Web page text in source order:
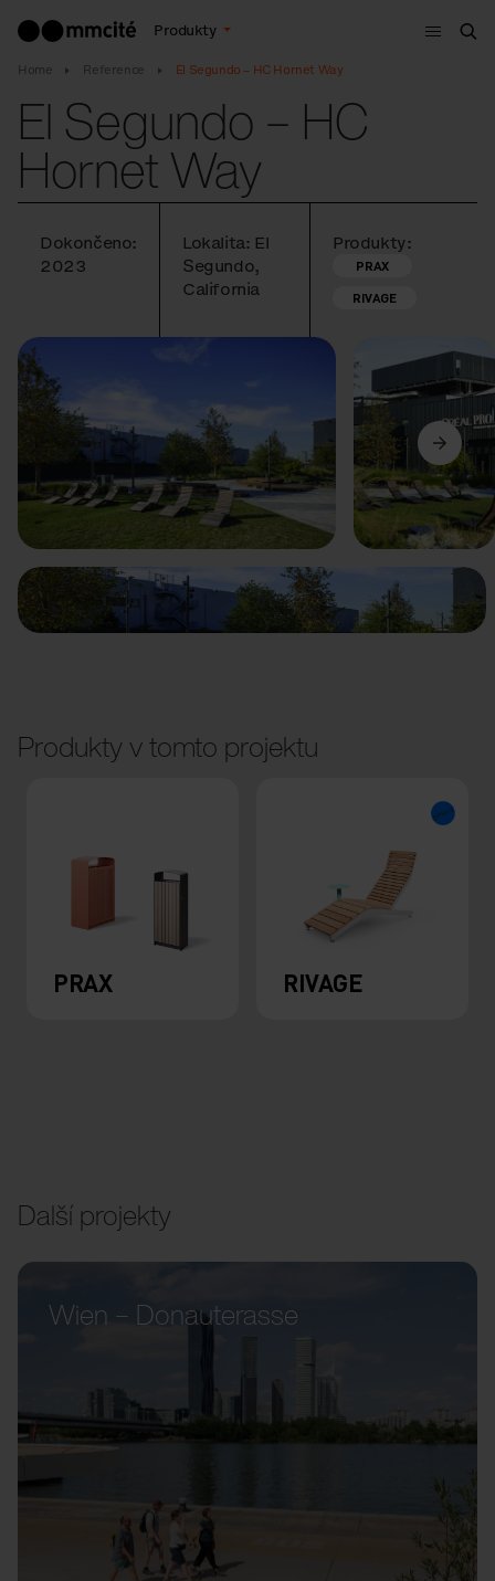
Produkty
Menu
Home Reference El Segundo – HC Hornet Way
El Segundo – HC
Hornet Way
Dokončeno:
2023
Lokalita: El
Segundo,
California
Produkty:
PRAX
RIVAGE
Předchozí Další
Produkty v tomto projektu
PRAX RIVAGE
Další projekty
Wien – Donauterasse